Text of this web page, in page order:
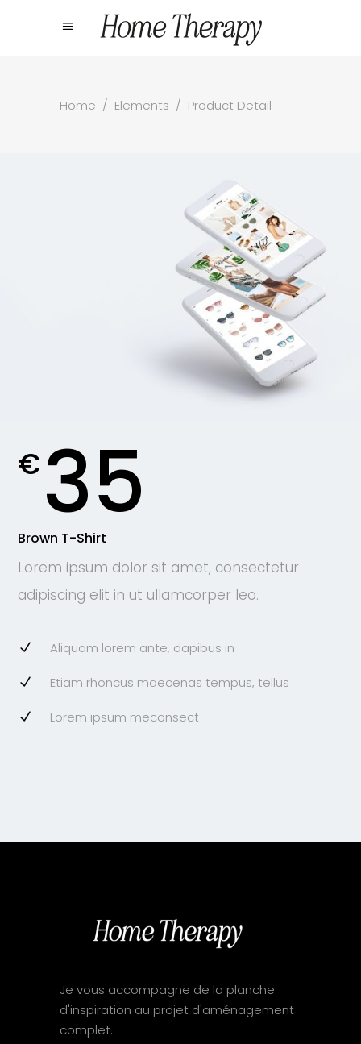
Home / Elements / Product Detail
€35
Brown T-Shirt
Lorem ipsum dolor sit amet, consectetur
adipiscing elit in ut ullamcorper leo.
Aliquam lorem ante, dapibus in
Etiam rhoncus maecenas tempus, tellus
Lorem ipsum meconsect
Je vous accompagne de la planche
d'inspiration au projet d'aménagement
complet.